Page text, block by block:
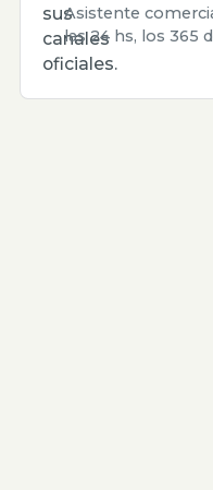
sus
canales
oficiales.
Asistente
las 24 hs, los 365